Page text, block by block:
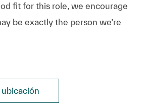
fit for this role, we encourage
be exactly the person we’re
ubicación